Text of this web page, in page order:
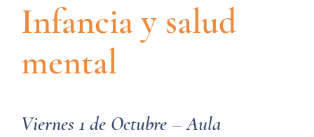
Infancia y salud
mental
Viernes 1 de Octubre – Aula